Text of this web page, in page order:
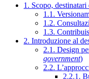
1. Scopo,
1.1.
1.2.
1.3.
2. Introduzione al
2.1. Design
government)
2.2.
2.2.1.